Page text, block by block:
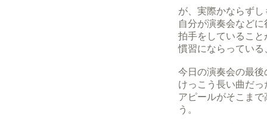
が、実際かならず
自分が演奏会など
拍手をしているこ
慣習にならっている
今日の演奏会の最
けっこう長い曲だ
アピールがそこま
う。